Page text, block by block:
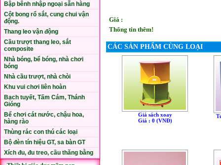
Bập bênh nhập ngoại sẵn hàng
Cột bong rổ sắt, cung chui vận
động.
Thang leo vận động
Cầu trượt thang leo, sắt
composite
Nhà bóng, bể bóng, nhà chơi
bóng
Nhà cầu trượt, nhà chòi
Khu vui chơi liên hoàn
Bạch tuyết, Tấm Cám, Thánh
Gióng
Bể chơi cát nước, chậu hoa,
hàng rào
Thùng rác con thú các loại
Bộ đèn tín hiệu GT, sa bàn GT
Xích đu, đu treo, cầu thăng bằng
Giá :
Thông tin thêm!
CÁC SẢN PHẨM CÙNG LOẠI
Giá sách xoay
Giá : 0 (VNÐ)